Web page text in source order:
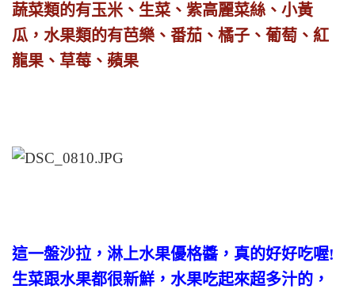
蔬菜類的有玉米、生菜、紫高麗菜絲、小黃
瓜，水果類的有芭樂、番茄、橘子、葡萄、紅
龍果、草莓、蘋果
這一盤沙拉，淋上水果優格醬，真的好好吃喔!
生菜跟水果都很新鮮，水果吃起來超多汁的，